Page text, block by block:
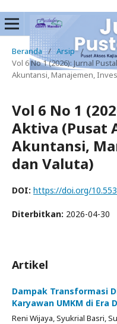
Beranda / Arsip
/
Vol 6 No 1 (2026): Jurnal
Akuntansi, Manajemen,
Vol 6 No 1
Aktiva (Pusat
Akuntansi,
dan Valuta)
DOI: https://doi.org/
Diterbitkan: 2026-04-30
Artikel
Dampak Transformasi
Karyawan UMKM di Era
Reni Wijaya, Syukrial Basri,